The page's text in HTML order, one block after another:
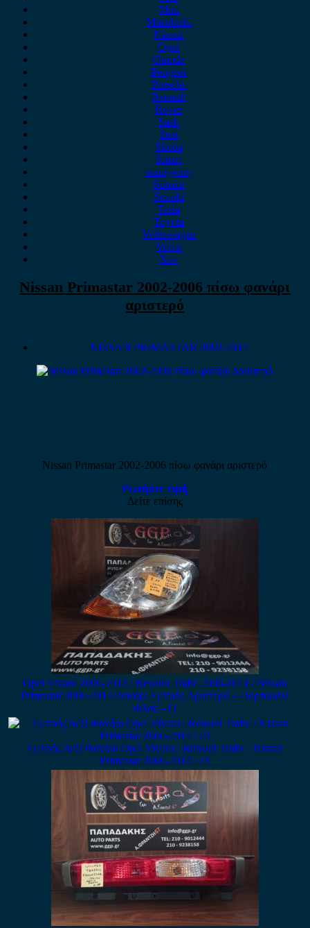
Mini
Mitsubishi
Nissan
Opel
Omoda
Peugeot
Porsche
Renault
Rover
Saab
Seat
Skoda
Smart
ssangyong
Subaru
Suzuki
Tesla
Toyota
Volkswagen
Volvo
Xev
Nissan Primastar 2002-2006 πίσω φανάρι
αριστερό
NISSAN PRIMASTAR 2002-2014
Nissan Primastar 2002-2006 πίσω φανάρι αριστερό
Ρωτήστε τιμή
Δείτε επίσης
Opel Vivaro 2006-2014 / Renault Trafic 2006-2014 / Nissan
Primastar 2006-2014 Φανάρι Εμπρός Αριστερό – Πορτοκαλί
Φλας – Ο
Εμπρός Δεξί Φανάρι Opel Vivaro / Renault Trafic / Nissan
Primastar 2006-2014 / c3